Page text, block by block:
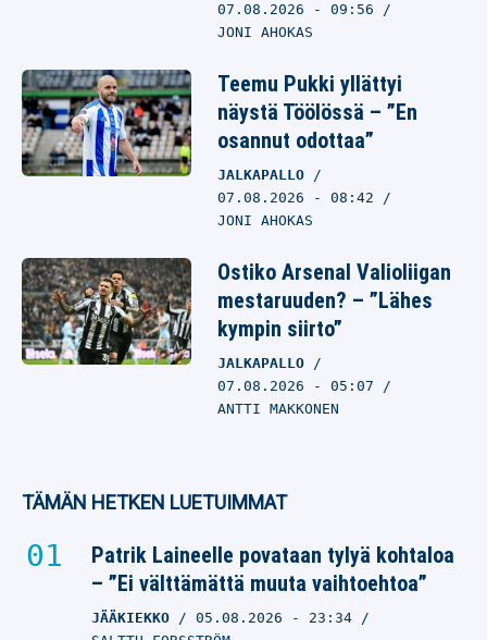
07.08.2026 - 09:56
JONI AHOKAS
Teemu Pukki yllättyi
näystä Töölössä – ”En
osannut odottaa”
JALKAPALLO
07.08.2026 - 08:42
JONI AHOKAS
Ostiko Arsenal Valioliigan
mestaruuden? – ”Lähes
kympin siirto”
JALKAPALLO
07.08.2026 - 05:07
ANTTI MAKKONEN
TÄMÄN HETKEN LUETUIMMAT
Patrik Laineelle povataan tylyä kohtaloa
– ”Ei välttämättä muuta vaihtoehtoa”
JÄÄKIEKKO 05.08.2026 - 23:34